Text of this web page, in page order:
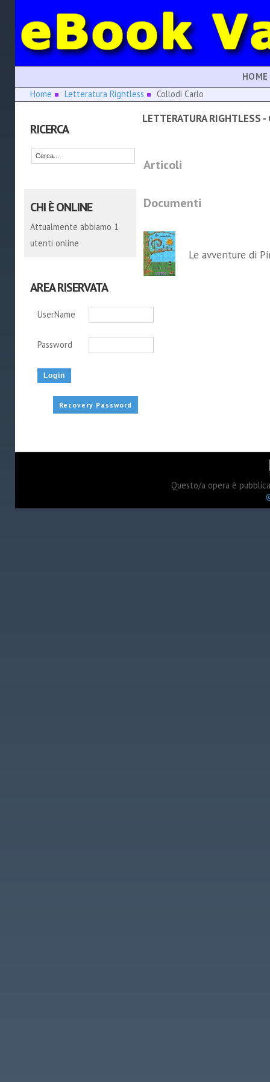
HOME
Home
Letteratura Rightless Collodi Carlo
RICERCA
CHI È ONLINE
Attualmente abbiamo 1
utenti online
AREA RISERVATA
UserName
Password
Recovery Password
LETTERATURA RIGHTLESS -
Articoli
Documenti
Le avventure di
Questo/a opera è